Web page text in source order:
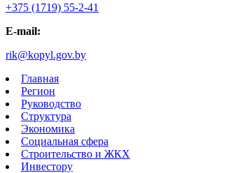
+375 (1719) 55-2-41
E-mail:
rik@kopyl.gov.by
Главная
Регион
Руководство
Структура
Экономика
Социальная сфера
Строительство и ЖКХ
Инвестору